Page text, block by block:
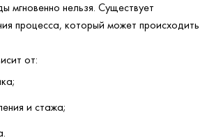
мгновенно нельзя. Существует
процесса, который может происходить
от:
и стажа;